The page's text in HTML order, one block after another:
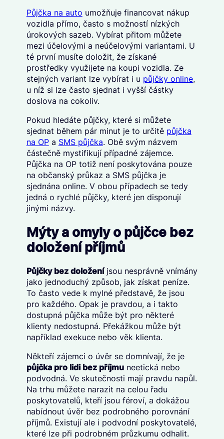
Půjčka na auto umožňuje financovat nákup
vozidla přímo, často s možností nízkých
úrokových sazeb. Vybírat přitom můžete
mezi účelovými a neúčelovými variantami. U
té první musíte doložit, že získané
prostředky využijete na koupi vozidla. Ze
stejných variant lze vybírat i u půjčky online,
u níž si lze často sjednat i vyšší částky
doslova na cokoliv.
Pokud hledáte půjčky, které si můžete
sjednat během pár minut je to určitě půjčka
na OPa SMS půjčka. Obě svým názvem
částečně mystifikují případné zájemce.
Půjčka na OP totiž není poskytována pouze
na občanský průkaz a SMS půjčka je
sjednána online. V obou případech se tedy
jedná o rychlé půjčky, které jen disponují
jinými názvy.
Mýty a omyly o půjčce bez
doložení příjmů
Půjčky bez doloženíjsou nesprávně vnímány
jako jednoduchý způsob, jak získat peníze.
To často vede k mylné představě, že jsou
pro každého. Opak je pravdou, a i takto
dostupná půjčka může být pro některé
klienty nedostupná. Překážkou může být
například exekuce nebo věk klienta.
Někteří zájemci o úvěr se domnívají, že je
půjčka pro lidi bez příjmuneetická nebo
podvodná. Ve skutečnosti mají pravdu napůl.
Na trhu můžete narazit na celou řadu
poskytovatelů, kteří jsou féroví, a dokážou
nabídnout úvěr bez podrobného porovnání
příjmů. Existují ale i podvodní poskytovatelé,
které lze při podrobném průzkumu odhalit.